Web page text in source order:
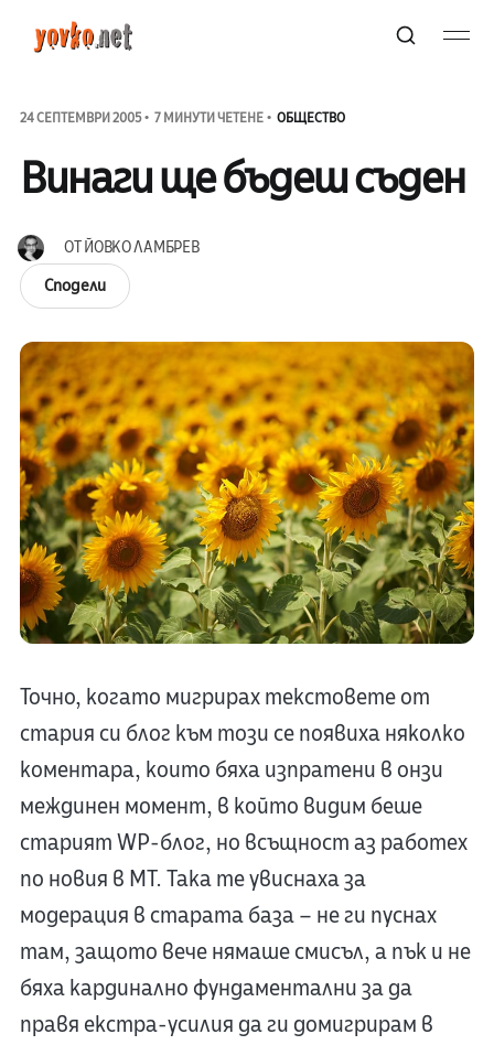
24 СЕПТЕМВРИ 2005 7 МИНУТИ ЧЕТЕНЕ ОБЩЕСТВО
Винаги ще бъдеш съден
ОТЙОВКО ЛАМБРЕВ
Сподели
Точно, когато мигрирах текстовете от
стария си блог към този се появиха няколко
коментара, които бяха изпратени в онзи
междинен момент, в който видим беше
старият WP-блог, но всъщност аз работех
по новия в MT. Така те увиснаха за
модерация в старата база – не ги пуснах
там, защото вече нямаше смисъл, а пък и не
бяха кардинално фундаментални за да
правя екстра-усилия да ги домигрирам в